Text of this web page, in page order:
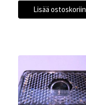
Lisää ostoskoriin